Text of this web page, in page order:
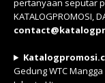
pertanyaan seputar
KATALOGPROMOSI,
Gedung WTC Mangga